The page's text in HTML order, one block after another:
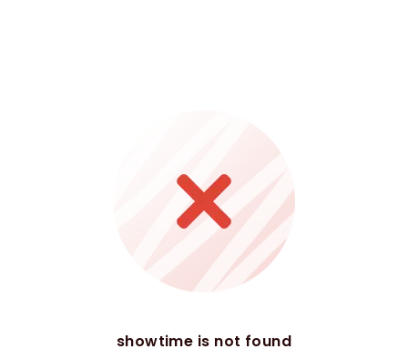
showtime is not found